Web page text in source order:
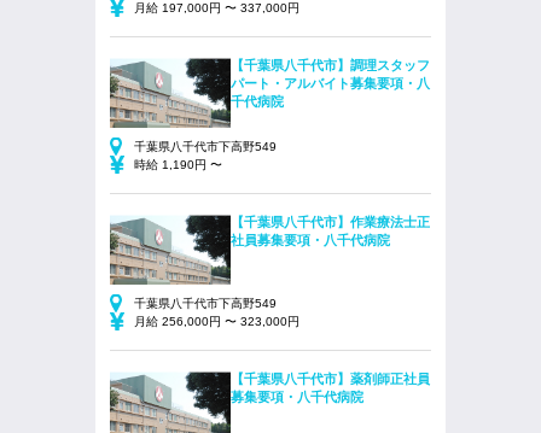
月給 197,000円 〜 337,000円
【千葉県八千代市】調理スタッフ
パート・アルバイト募集要項・八
千代病院
千葉県八千代市下高野549
時給 1,190円 〜
【千葉県八千代市】作業療法士正
社員募集要項・八千代病院
千葉県八千代市下高野549
月給 256,000円 〜 323,000円
【千葉県八千代市】薬剤師正社員
募集要項・八千代病院